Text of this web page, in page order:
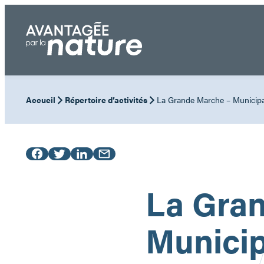
contenu
Accueil Répertoire d’activités La Grande Marche –
La